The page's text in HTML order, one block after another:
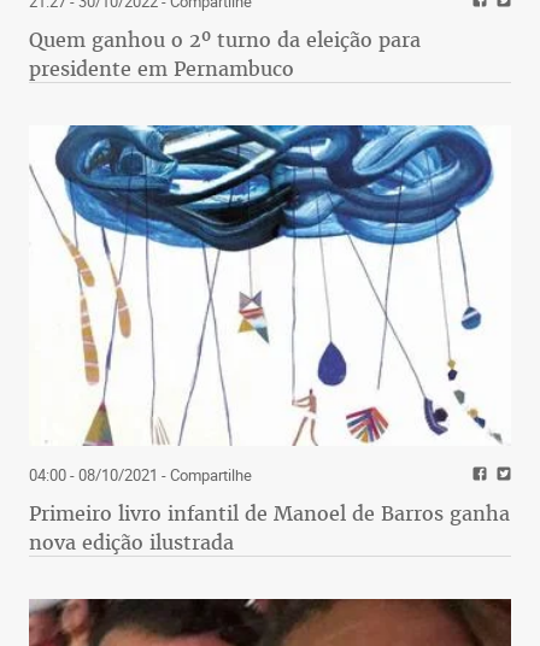
Quem ganhou o 2º turno da eleição para
presidente em Pernambuco
04:00 - 08/10/2021 - Compartilhe
Primeiro livro infantil de Manoel de Barros ganha
nova edição ilustrada